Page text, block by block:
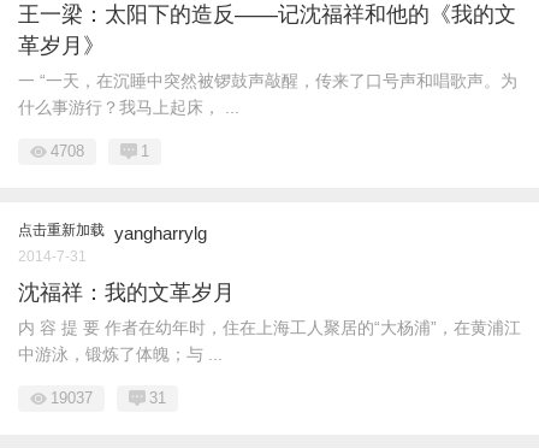
王一梁：太阳下的造反——记沈福祥和他的《我的文
革岁月》
一 “一天，在沉睡中突然被锣鼓声敲醒，传来了口号声和唱歌声。为
什么事游行？我马上起床， ...
4708 1
点击重新加载 yangharrylg
2014-7-31
沈福祥：我的文革岁月
内 容 提 要 作者在幼年时，住在上海工人聚居的“大杨浦”，在黄浦江
中游泳，锻炼了体魄；与 ...
19037 31